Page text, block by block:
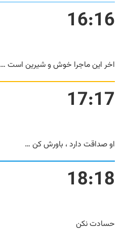
16:16
اخر این ماجرا خوش و شیرین است …
17:17
او صداقت دارد ، باورش کن …
18:18
حسادت نکن